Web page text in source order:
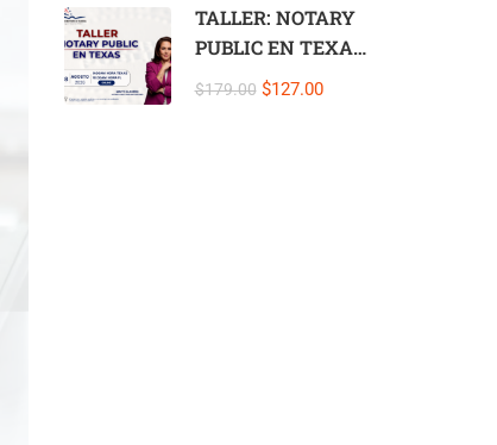
AGOSTO
TALLER: NOTARY
PUBLIC EN TEXAS
– 08 AGOSTO
$179.00 $127.00